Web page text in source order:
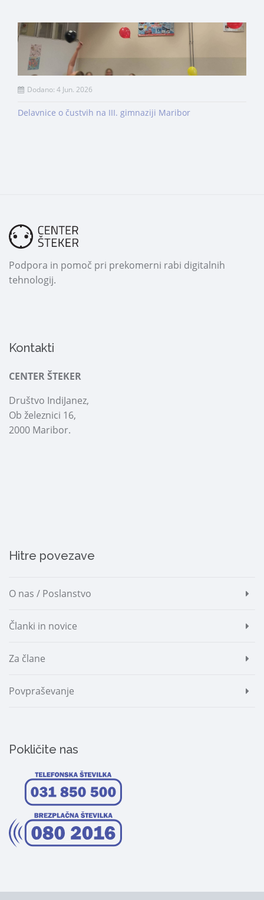
Dodano: 4 Jun. 2026
Delavnice o čustvih na III. gimnaziji Maribor
Podpora in pomoč pri prekomerni rabi digitalnih
tehnologij.
Kontakti
CENTER ŠTEKER
Društvo IndiJanez,
Ob železnici 16,
2000 Maribor.
Hitre povezave
O nas / Poslanstvo
Članki in novice
Za člane
Povpraševanje
Pokličite nas